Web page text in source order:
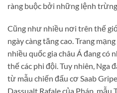
ràng buộc bởi những lệnh
Cũng như nhiều nơi trên thế
ngày càng tăng cao. Trang
nhiều quốc gia châu Á đang có
thế các phi đội. Tuy nhiên, Nga
từ mẫu chiến đấu cơ Saab
Dassualt Rafale của Pháp, mẫu